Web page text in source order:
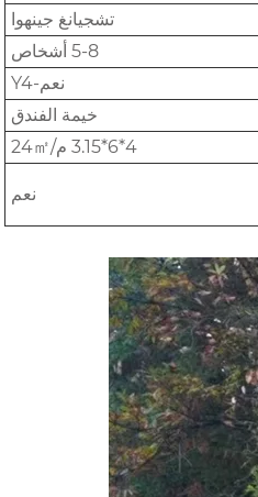
تشجيانغ جينهوا
5-8 أشخاص
نعم-Y4
خيمة الفندق
4*6*3.15 م/24㎡
نعم